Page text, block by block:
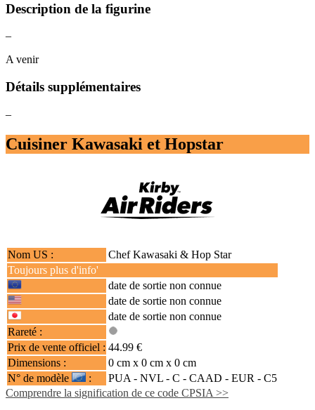
Description de la figurine
–
A venir
Détails supplémentaires
–
Cuisiner Kawasaki et Hopstar
Nom US :
Chef Kawasaki & Hop Star
Toujours plus d'info'
date de sortie non connue
date de sortie non connue
date de sortie non connue
Rareté :
Prix de vente officiel : 44.99 €
Dimensions :
0 cm x 0 cm x 0 cm
N° de modèle
: PUA - NVL - C - CAAD - EUR - C5
Comprendre la signification de ce code CPSIA >>